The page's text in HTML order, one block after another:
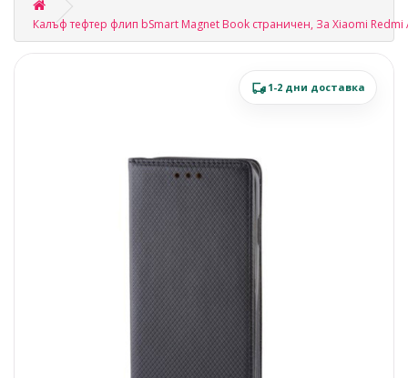
Калъф тефтер флип bSmart Magnet Book страничен, За Xiaomi Redmi
1-2 дни доставка